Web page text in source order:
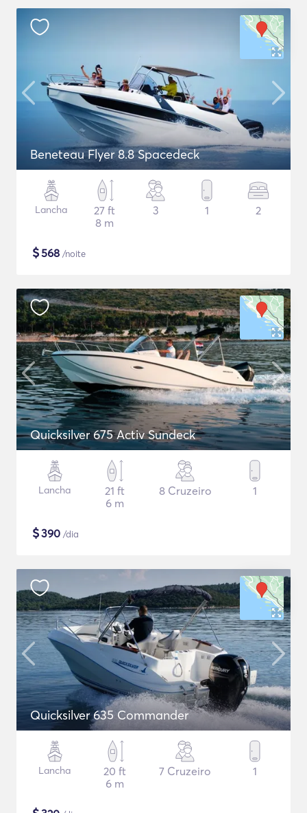
Beneteau Flyer 8.8 Spacedeck
Lancha
27 ft
8 m
3 1 2
$568 /noite
Quicksilver 675 Activ Sundeck
Lancha
21 ft
6 m
8 Cruzeiro 1
$390 /dia
Quicksilver 635 Commander
Lancha
20 ft
6 m
7 Cruzeiro 1